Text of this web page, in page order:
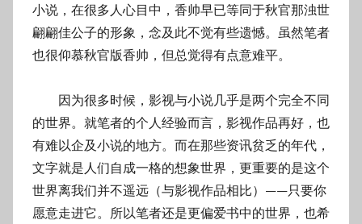
小说，在很多人心目中，香帅早已等同于秋官那浊世
翩翩佳公子的形象，念及此不觉有些遗憾。虽然笔者
也很仰慕秋官版香帅，但总觉得有点意难平。
因为很多时候，影视与小说几乎是两个完全不同
的世界。就笔者的个人经验而言，影视作品再好，也
有难以企及小说的地方。而在那些资讯贫乏的年代，
文字就是人们自成一格的想象世界，更重要的是这个
世界离我们并不遥远（与影视作品相比）——只要你
愿意走进它。所以笔者还是更偏爱书中的世界，也希